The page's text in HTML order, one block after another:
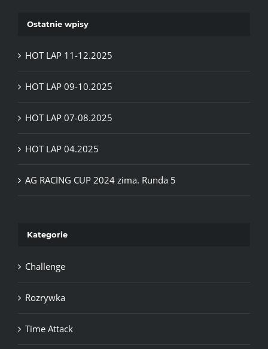
Ostatnie wpisy
HOT LAP 11-12.2025
HOT LAP 09-10.2025
HOT LAP 07-08.2025
HOT LAP 04.2025
AG RACING CUP 2024 zima. Runda 5
Kategorie
Challenge
Rozrywka
Time Attack